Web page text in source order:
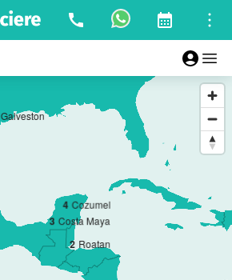
Galveston
2 Roatan
3 Costa Maya
4 Cozumel